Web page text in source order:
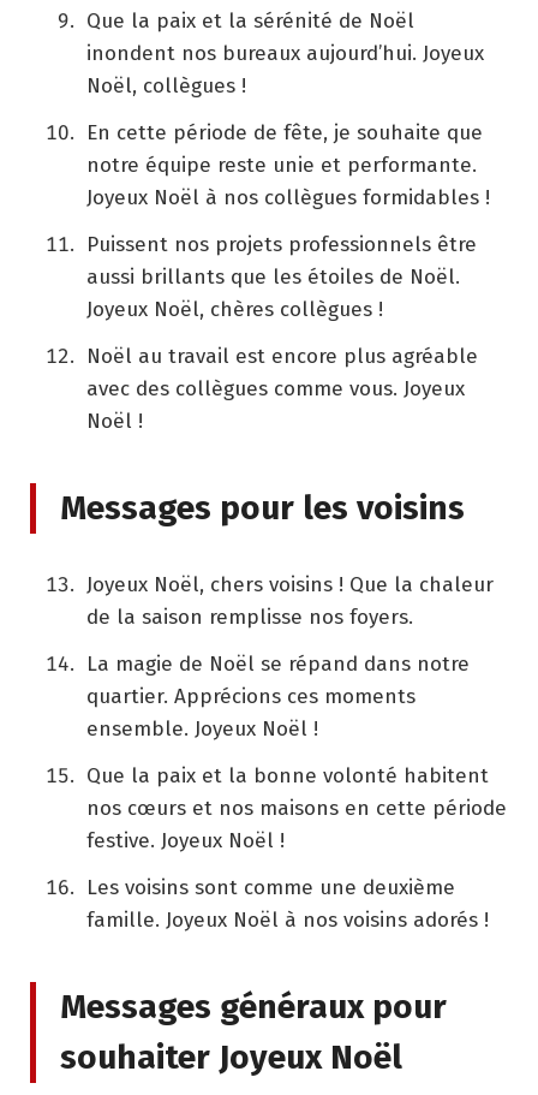
Que la paix et la sérénité de Noël
inondent nos bureaux aujourd’hui. Joyeux
Noël, collègues !
En cette période de fête, je souhaite que
notre équipe reste unie et performante.
Joyeux Noël à nos collègues formidables !
Puissent nos projets professionnels être
aussi brillants que les étoiles de Noël.
Joyeux Noël, chères collègues !
Noël au travail est encore plus agréable
avec des collègues comme vous. Joyeux
Noël !
Messages pour les voisins
Joyeux Noël, chers voisins ! Que la chaleur
de la saison remplisse nos foyers.
La magie de Noël se répand dans notre
quartier. Apprécions ces moments
ensemble. Joyeux Noël !
Que la paix et la bonne volonté habitent
nos cœurs et nos maisons en cette période
festive. Joyeux Noël !
Les voisins sont comme une deuxième
famille. Joyeux Noël à nos voisins adorés !
Messages généraux pour
souhaiter Joyeux Noël